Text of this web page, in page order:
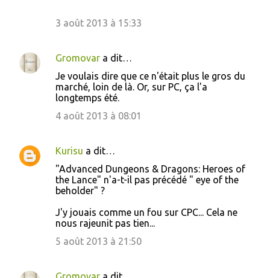
3 août 2013 à 15:33
Gromovar a dit…
Je voulais dire que ce n'était plus le gros du
marché, loin de là. Or, sur PC, ça l'a
longtemps été.
4 août 2013 à 08:01
Kurisu a dit…
"Advanced Dungeons & Dragons: Heroes of
the Lance" n'a-t-il pas précédé " eye of the
beholder" ?
J'y jouais comme un fou sur CPC... Cela ne
nous rajeunit pas tien...
5 août 2013 à 21:50